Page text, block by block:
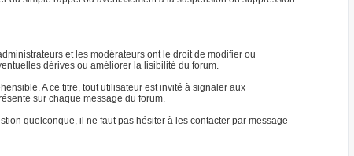
et les modérateurs ont le droit de modifier ou
dérives ou améliorer la lisibilité du forum.
A ce titre, tout utilisateur est invité à signaler aux
sur chaque message du forum.
quelconque, il ne faut pas hésiter à les contacter par message